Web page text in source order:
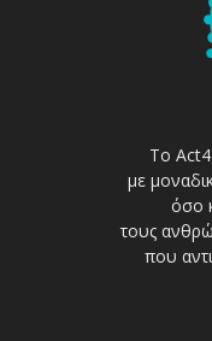
Το
με
όσο
τους
που